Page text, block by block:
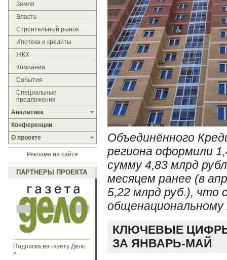
Земля
Власть
Строительный рынок
Ипотека и кредиты
ЖКХ
Компании
События
Специальные
предложения
Аналитика
Конференции
О проекте
Реклама на сайте
ПАРТНЕРЫ ПРОЕКТА
Подписка на газету Дело
>
Объединённого
региона оформили
сумму 4,83 млрд
месяцем ранее (в
5,22 млрд руб.),
общенациональному
КЛЮЧЕВЫЕ
ЗА ЯНВАРЬ-МАЙ